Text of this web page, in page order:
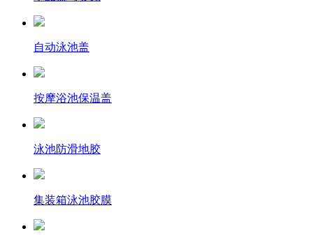
自动泳池盖
按摩浴池保温盖
泳池防滑地胶
集装箱泳池胶膜